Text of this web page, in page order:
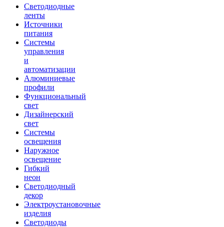
Светодиодные
ленты
Источники
питания
Системы
управления
и
автоматизации
Алюминиевые
профили
Функциональный
свет
Дизайнерский
свет
Системы
освещения
Наружное
освещение
Гибкий
неон
Светодиодный
декор
Электроустановочные
изделия
Светодиоды